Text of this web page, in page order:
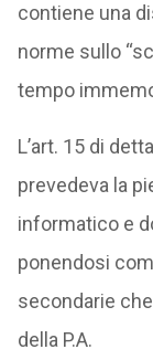
contiene una
norme sullo
tempo
L’art. 15 di
prevedeva la
informatico e
ponendosi
secondarie
della P.A.